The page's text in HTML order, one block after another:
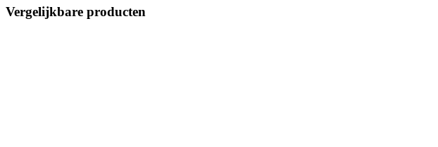
Vergelijkbare producten